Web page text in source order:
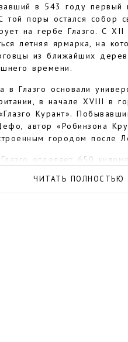
в 543 году первый
той поры остался собор
на гербе Глазго. С XII
летняя ярмарка, на
из ближайших
времени.
в Глазго основали
в начале XVIII в
Курант».
автор «Робинзона
городом после
отделяет 650
часть зарубежных
летят прямиком в
ЧИТАТЬ ПОЛНОСТЬЮ